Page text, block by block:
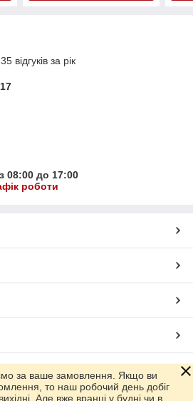
відгуків за рік
08:00 до 17:00
роботи
за ваше замовлення. Якщо ви
то наш робочий день добіг
Але вже вранці у будні чи в